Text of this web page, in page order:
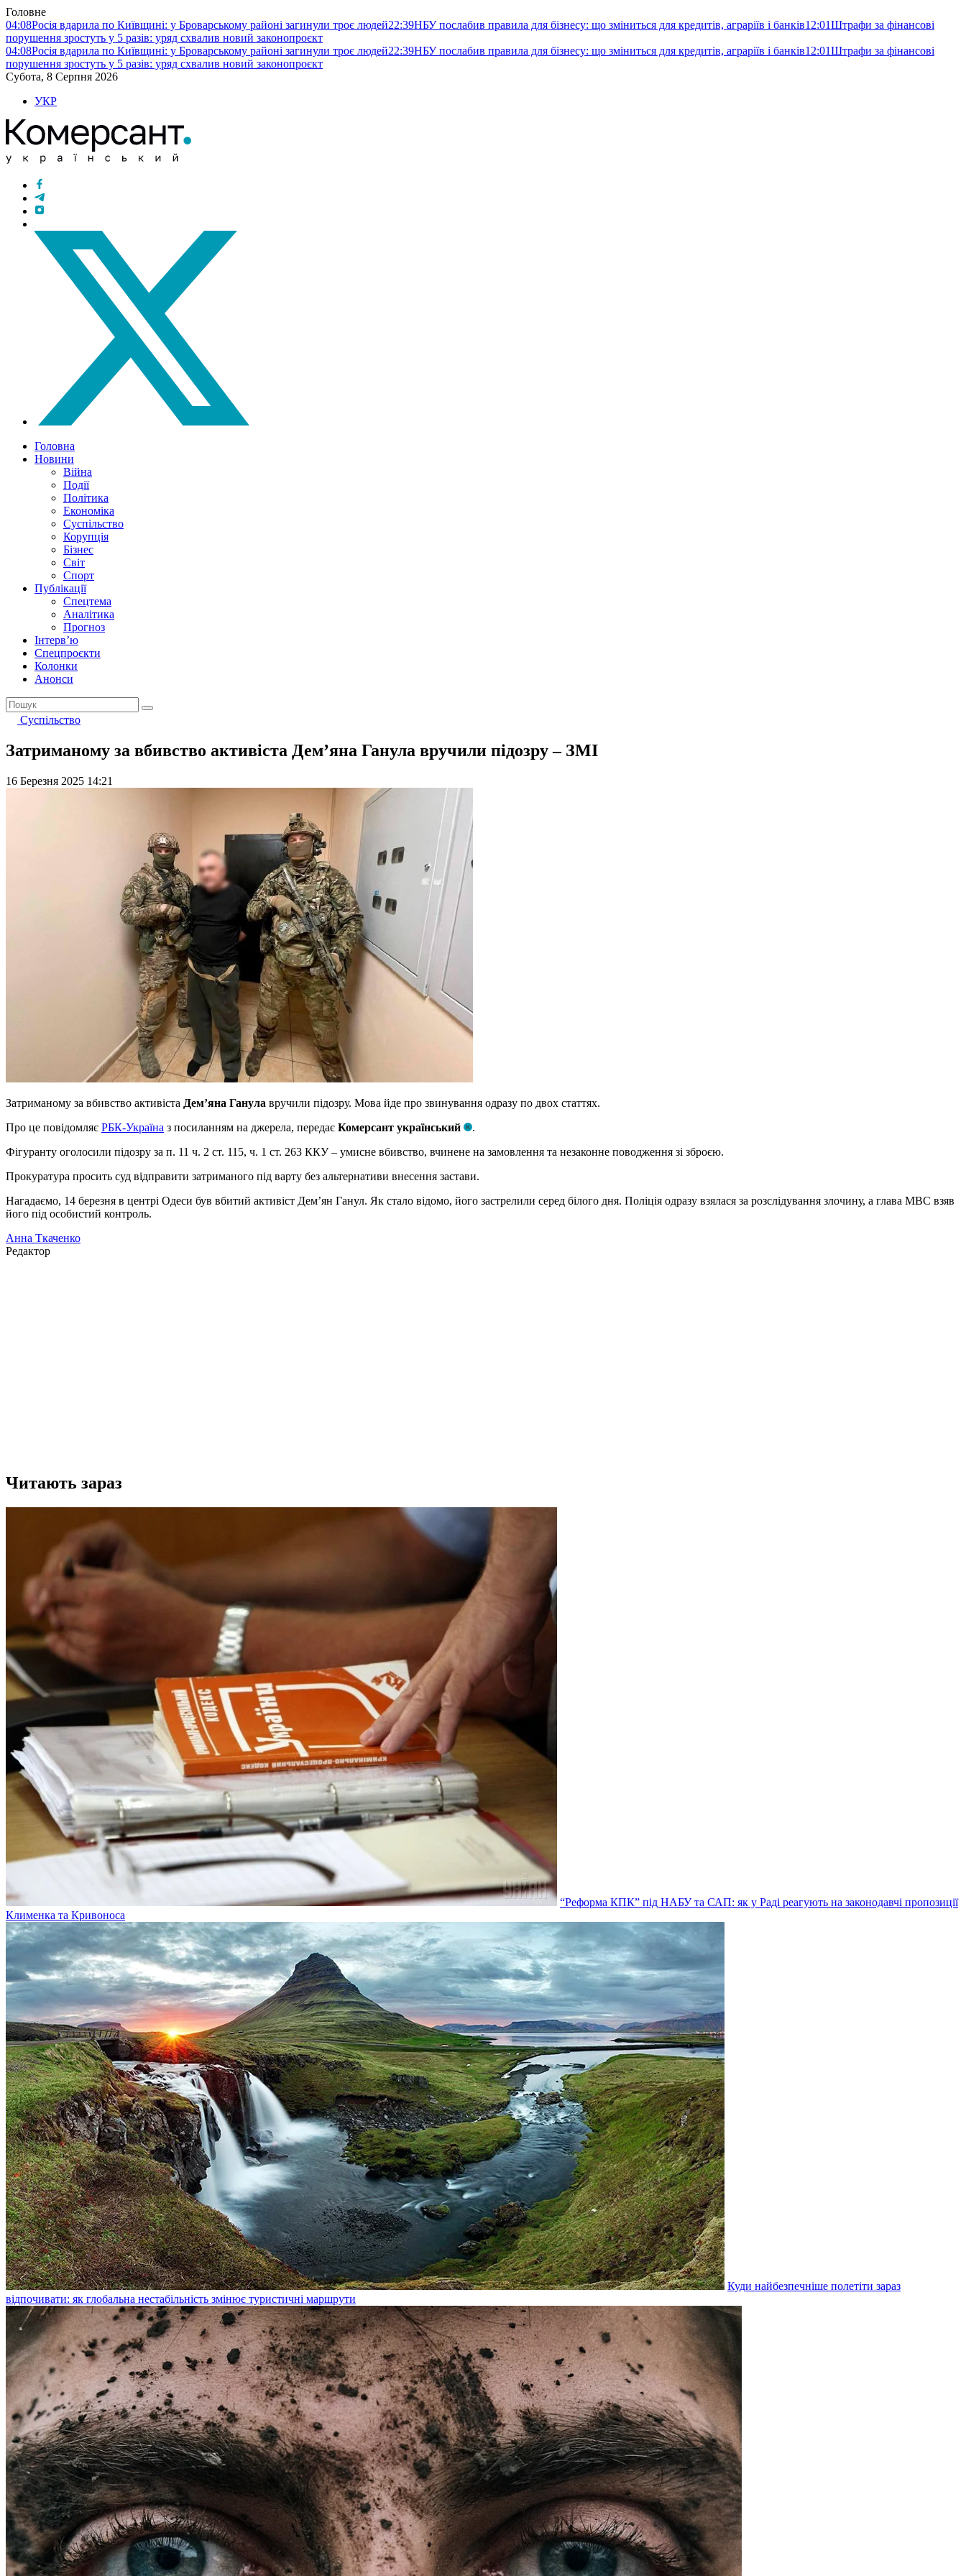
Головне
04:08Росія вдарила по Київщині: у Броварському районі загинули троє людей22:39НБУ послабив правила для бізнесу: що зміниться для кредитів, аграріїв і банків12:01Штрафи за фінансові
порушення зростуть у 5 разів: уряд схвалив новий законопроєкт
04:08Росія вдарила по Київщині: у Броварському районі загинули троє людей22:39НБУ послабив правила для бізнесу: що зміниться для кредитів, аграріїв і банків12:01Штрафи за фінансові
порушення зростуть у 5 разів: уряд схвалив новий законопроєкт
Субота, 8 Серпня 2026
УКР
Головна
Новини
Війна
Події
Політика
Економіка
Суспільство
Корупція
Бізнес
Світ
Спорт
Публікації
Спецтема
Аналітика
Прогноз
Інтерв’ю
Спецпроєкти
Колонки
Анонси
Суспільство
Затриманому за вбивство активіста Дем’яна Ганула вручили підозру – ЗМІ
16 Березня 2025 14:21
Затриманому за вбивство активіста Дем’яна Ганула вручили підозру. Мова йде про звинування одразу по двох статтях.
Про це повідомляє РБК-Україна з посиланням на джерела, передає Комерсант український
.
Фігуранту оголосили підозру за п. 11 ч. 2 ст. 115, ч. 1 ст. 263 ККУ – умисне вбивство, вчинене на замовлення та незаконне поводження зі зброєю.
Прокуратура просить суд відправити затриманого під варту без альтернативи внесення застави.
Нагадаємо, 14 березня в центрі Одеси був вбитий активіст Дем’ян Ганул. Як стало відомо, його застрелили серед білого дня. Поліція одразу взялася за розслідування злочину, а глава МВС взяв
його під особистий контроль.
Анна Ткаченко
Редактор
Читають зараз
“Реформа КПК” під НАБУ та САП: як у Раді реагують на законодавчі пропозиції
Клименка та Кривоноса
Куди найбезпечніше полетіти зараз
відпочивати: як глобальна нестабільність змінює туристичні маршрути